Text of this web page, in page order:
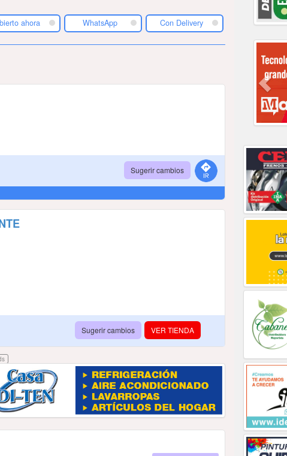
ahora WhatsApp Con Delivery
Sugerir cambios
VER TIENDA
Sugerir cambios